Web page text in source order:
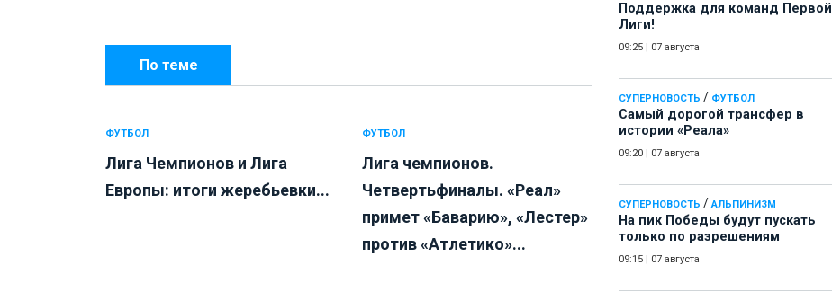
Поддержка для команд Первой
Лиги!
09:25 07 августа
СУПЕРНОВОСТЬ / ФУТБОЛ
Самый дорогой трансфер в
истории «Реала»
09:20 07 августа
СУПЕРНОВОСТЬ / АЛЬПИНИЗМ
На пик Победы будут пускать
только по разрешениям
09:15 07 августа
По теме
ФУТБОЛ
Лига Чемпионов и Лига
Европы: итоги жеребьевки...
ФУТБОЛ
Лига чемпионов.
Четвертьфиналы. «Реал»
примет «Баварию», «Лестер»
против «Атлетико»...